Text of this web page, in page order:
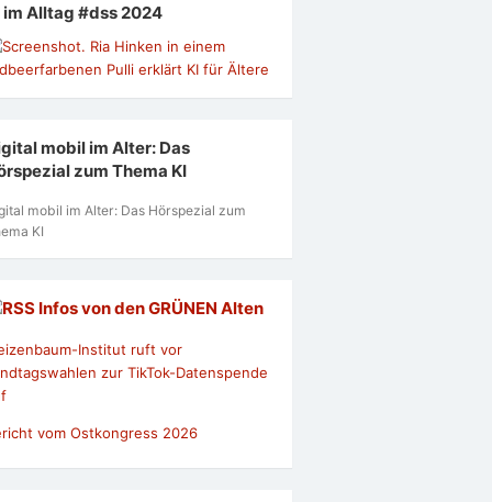
im Alltag #dss 2024
mobil im Alter: Das
zum Thema KI
mobil im Alter: Das Hörspezial zum
KI
Infos von den GRÜNEN Alten
Institut ruft vor
zur TikTok-Datenspende
vom Ostkongress 2026